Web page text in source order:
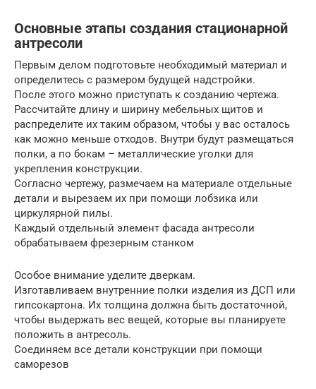
Основные этапы создания стационарной
антресоли
Первым делом подготовьте необходимый материал и
определитесь с размером будущей надстройки.
После этого можно приступать к созданию чертежа.
Рассчитайте длину и ширину мебельных щитов и
распределите их таким образом, чтобы у вас осталось
как можно меньше отходов. Внутри будут размещаться
полки, а по бокам – металлические уголки для
укрепления конструкции.
Согласно чертежу, размечаем на материале отдельные
детали и вырезаем их при помощи лобзика или
циркулярной пилы.
Каждый отдельный элемент фасада антресоли
обрабатываем фрезерным станком
Особое внимание уделите дверкам.
Изготавливаем внутренние полки изделия из ДСП или
гипсокартона. Их толщина должна быть достаточной,
чтобы выдержать вес вещей, которые вы планируете
положить в антресоль.
Соединяем все детали конструкции при помощи
саморезов